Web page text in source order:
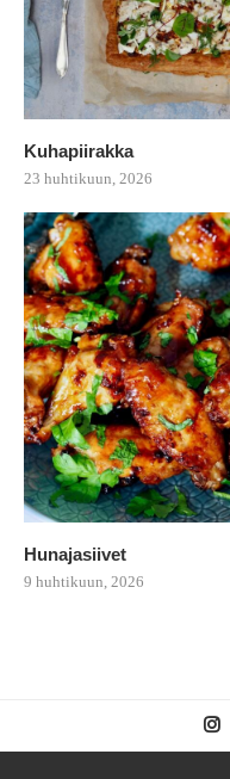
Kuhapiirakka
23 huhtikuun, 2026
Hunajasiivet
9 huhtikuun, 2026